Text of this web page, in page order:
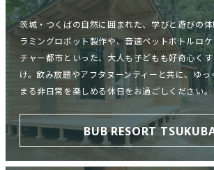
茨城・つくばの自然に囲まれた、学びと遊びの
ラミングロボット製作や、音速ペットボトルロ
チャー都市といった、大人も子どもも好奇心く
け。飲み放題やアフタヌーンティーと共に、ゆっ
まる非日常を楽しめる休日をお過ごしください。
BUB RESORT